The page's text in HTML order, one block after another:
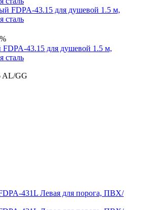
43.15 для душевой 1.5 м,
сталь
AL/GG